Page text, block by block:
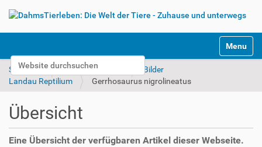
Website durchsuchen
Erweiterte Suche…
k
Toggle
Startseite Tierparks & Zoos
Bilder
Landau Reptilium
Gerrhosaurus nigrolineatus
Übersicht
Eine Übersicht der verfügbaren Artikel dieser Webseite.